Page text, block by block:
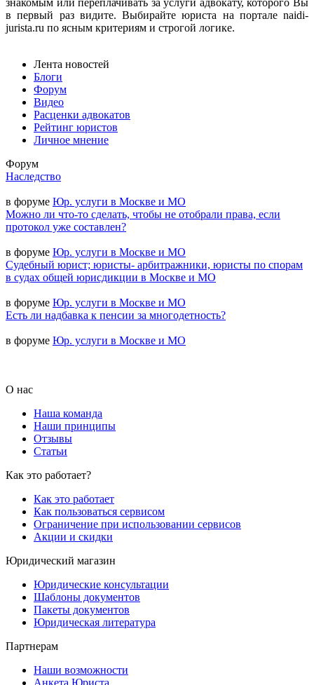
знакомым или переплачивать за услуги адвокату, которого Вы
в первый раз видите. Выбирайте юриста на портале naidi-
jurista.ru по ясным критериям и строгой логике.
Лента новостей
Блоги
Форум
Видео
Расценки адвокатов
Рейтинг юристов
Личное мнение
Форум
Наследство
в форуме Юр. услуги в Москве и МО
Можно ли что-то сделать, чтобы не отобрали права, если
протокол уже составлен?
в форуме Юр. услуги в Москве и МО
Судебный юрист; юристы- арбитражники, юристы по спорам
в судах общей юрисдикции в Москве и МО
в форуме Юр. услуги в Москве и МО
Есть ли надбавка к пенсии за многодетность?
в форуме Юр. услуги в Москве и МО
О нас
Наша команда
Наши принципы
Отзывы
Статьи
Как это работает?
Как это работает
Как пользоваться сервисом
Ограничение при использовании сервисов
Акции и скидки
Юридический магазин
Юридические консультации
Шаблоны документов
Пакеты документов
Юридическая литература
Партнерам
Наши возможности